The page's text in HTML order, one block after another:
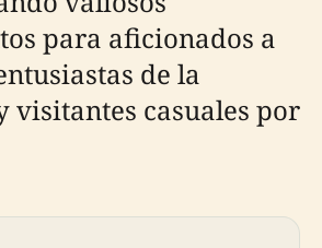
para aficionados a
de la
visitantes casuales por